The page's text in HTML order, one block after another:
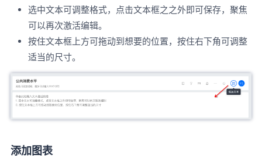
选中文本可调整格式，点击文本框之之外即可保存，聚焦
可以再次激活编辑。
按住文本框上方可拖动到想要的位置，按住右下角可调整
适当的尺寸。
添加图表